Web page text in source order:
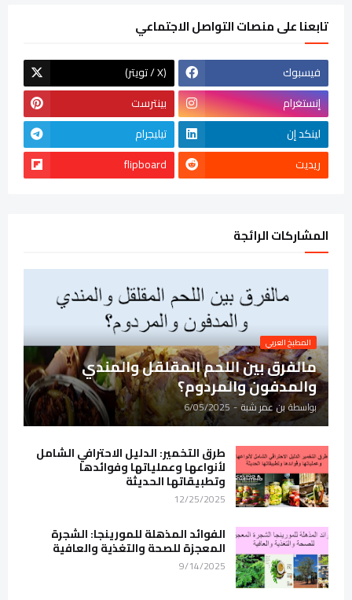
تابعنا على منصات التواصل الاجتماعي
فيسبوك
(تويتر / X)
إنستغرام
بينترست
لينكد إن
تيليجرام
ريديت
flipboard
المشاركات الرائجة
المطبخ العربي
مالفرق بين اللحم المقلقل والمندي
والمدفون والمردوم؟
بواسطةبن عمر شبة-
6/05/2025
طرق التخمير: الدليل الاحترافي الشامل
لأنواعها وعملياتها وفوائدها
وتطبيقاتها الحديثة
12/25/2025
الفوائد المذهلة للمورينجا: الشجرة
المعجزة للصحة والتغذية والعافية
9/14/2025